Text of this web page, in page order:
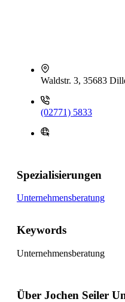
Waldstr. 3, 35683
(02771) 5833
Spezialisierungen
Unternehmensberatung
Keywords
Unternehmensberatung
Über Jochen Seiler